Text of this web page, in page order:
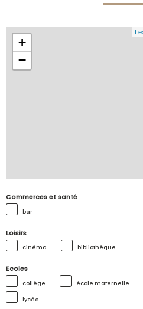
+
−
Commerces et santé
bar
Loisirs
cinéma bibliothèque
Ecoles
collège école maternelle
lycée